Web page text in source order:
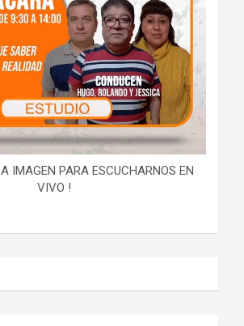
IMAGEN PARA ESCUCHARNOS EN
VIVO !